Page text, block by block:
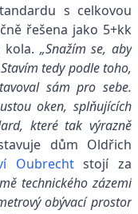
s celkovou
řešena jako 5+kk
„Snažím se, aby
tedy podle toho,
sám pro sebe.
oken, splňujících
které tak výrazně
dům Oldřich
Oubrechtstojí za
technického zázemí
obývací prostor